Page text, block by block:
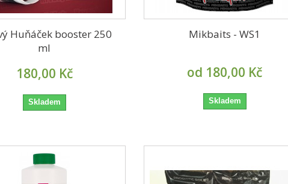
Huňáček booster 250
ml
180,00 Kč
Skladem
Mikbaits - WS1
od 180,00 Kč
Skladem